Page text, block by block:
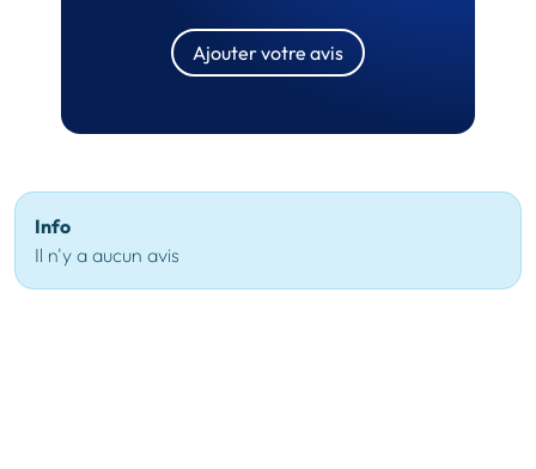
Ajouter votre avis
Info
Il n'y a aucun avis